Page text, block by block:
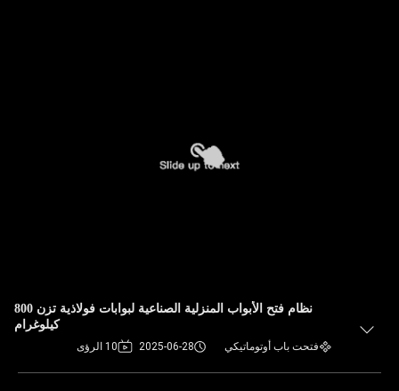
نظام فتح الأبواب المنزلية الصناعية لبوابات فولاذية تزن 800
كيلوغرام
فتحت باب أوتوماتيكي 2025-06-28 10 الرؤى